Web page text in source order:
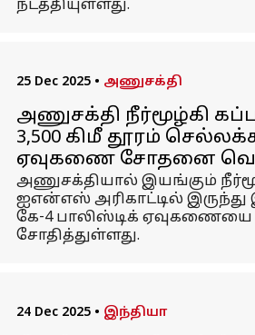
நடத்தியுள்ளது.
25 Dec 2025 • அணுசக்தி
அணுசக்தி நீர்மூழ்கி
3,500 கிமீ தூரம்
ஏவுகணை சோதனை
அணுசக்தியால் இயங்கும்
ஐஎன்எஸ் அரிகாட்டில் இருந்து
கே-4 பாலிஸ்டிக் ஏவுகணையை
சோதித்துள்ளது.
24 Dec 2025 • இந்தியா